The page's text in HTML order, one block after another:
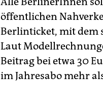
öffentlichen
Berlinticket, mit dem
Laut
Beitrag bei etwa 30
im Jahresabo mehr